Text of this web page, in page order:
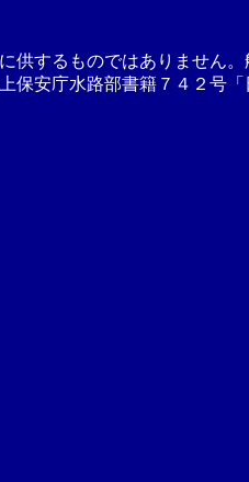
供するものではありません
保安庁水路部書籍７４２号